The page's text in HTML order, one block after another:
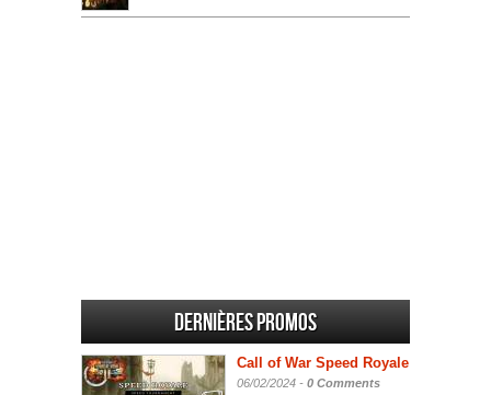
Dernières promos
Call of War Speed Royale
06/02/2024 - 0 Comments